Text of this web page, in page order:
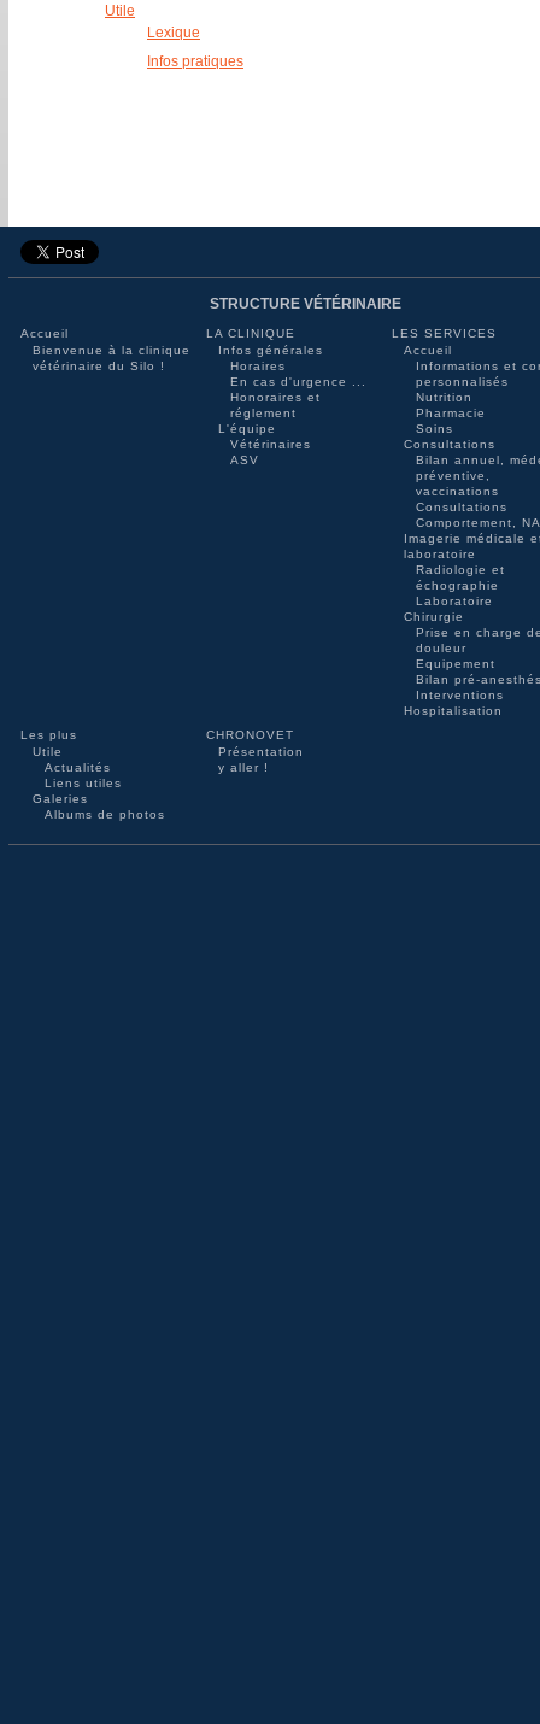
Utile
Lexique
Infos pratiques
STRUCTURE VÉTÉRINAIRE
Accueil
Bienvenue à la clinique
vétérinaire du Silo !
LA CLINIQUE
Infos générales
Horaires
En cas d'urgence ...
Honoraires et
réglement
L'équipe
Vétérinaires
ASV
LES SERVICES
Accueil
Informations et
personnalisés
Nutrition
Pharmacie
Soins
Consultations
Bilan annuel,
préventive,
vaccinations
Consultations
Comportement,
Imagerie médicale
laboratoire
Radiologie et
échographie
Laboratoire
Chirurgie
Prise en charge
douleur
Equipement
Bilan pré-
Interventions
Hospitalisation
Les plus
Utile
Actualités
Liens utiles
Galeries
Albums de photos
CHRONOVET
Présentation
y aller !